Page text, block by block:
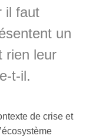
il faut
un
rien leur
t-il.
de crise et